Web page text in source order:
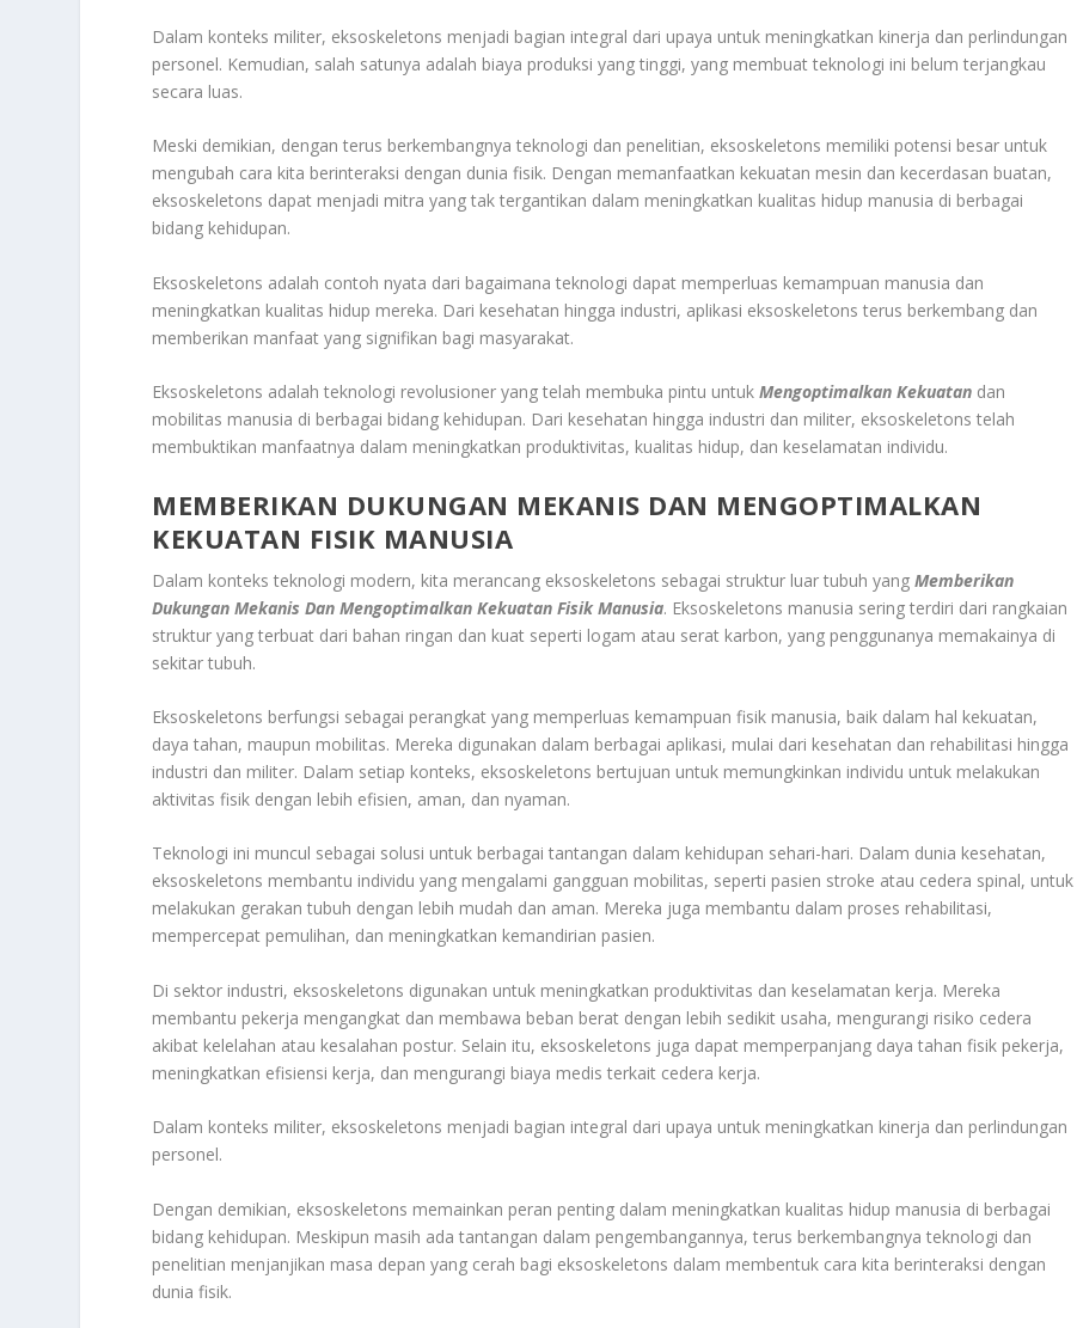
Dalam konteks militer, eksoskeletons menjadi bagian integral dari upaya untuk meningkatkan kinerja dan perlindungan
personel. Kemudian, salah satunya adalah biaya produksi yang tinggi, yang membuat teknologi ini belum terjangkau
secara luas.
Meski demikian, dengan terus berkembangnya teknologi dan penelitian, eksoskeletons memiliki potensi besar untuk
mengubah cara kita berinteraksi dengan dunia fisik. Dengan memanfaatkan kekuatan mesin dan kecerdasan buatan,
eksoskeletons dapat menjadi mitra yang tak tergantikan dalam meningkatkan kualitas hidup manusia di berbagai
bidang kehidupan.
Eksoskeletons adalah contoh nyata dari bagaimana teknologi dapat memperluas kemampuan manusia dan
meningkatkan kualitas hidup mereka. Dari kesehatan hingga industri, aplikasi eksoskeletons terus berkembang dan
memberikan manfaat yang signifikan bagi masyarakat.
Eksoskeletons adalah teknologi revolusioner yang telah membuka pintu untukMengoptimalkan Kekuatan dan
mobilitas manusia di berbagai bidang kehidupan. Dari kesehatan hingga industri dan militer, eksoskeletons telah
membuktikan manfaatnya dalam meningkatkan produktivitas, kualitas hidup, dan keselamatan individu.
MEMBERIKAN DUKUNGAN MEKANIS DAN MENGOPTIMALKAN
KEKUATAN FISIK MANUSIA
Dalam konteks teknologi modern, kita merancang eksoskeletons sebagai struktur luar tubuh yangMemberikan
Dukungan Mekanis Dan Mengoptimalkan Kekuatan Fisik Manusia. Eksoskeletons manusia sering terdiri dari rangkaian
struktur yang terbuat dari bahan ringan dan kuat seperti logam atau serat karbon, yang penggunanya memakainya di
sekitar tubuh.
Eksoskeletons berfungsi sebagai perangkat yang memperluas kemampuan fisik manusia, baik dalam hal kekuatan,
daya tahan, maupun mobilitas. Mereka digunakan dalam berbagai aplikasi, mulai dari kesehatan dan rehabilitasi hingga
industri dan militer. Dalam setiap konteks, eksoskeletons bertujuan untuk memungkinkan individu untuk melakukan
aktivitas fisik dengan lebih efisien, aman, dan nyaman.
Teknologi ini muncul sebagai solusi untuk berbagai tantangan dalam kehidupan sehari-hari. Dalam dunia kesehatan,
eksoskeletons membantu individu yang mengalami gangguan mobilitas, seperti pasien stroke atau cedera spinal, untuk
melakukan gerakan tubuh dengan lebih mudah dan aman. Mereka juga membantu dalam proses rehabilitasi,
mempercepat pemulihan, dan meningkatkan kemandirian pasien.
Di sektor industri, eksoskeletons digunakan untuk meningkatkan produktivitas dan keselamatan kerja. Mereka
membantu pekerja mengangkat dan membawa beban berat dengan lebih sedikit usaha, mengurangi risiko cedera
akibat kelelahan atau kesalahan postur. Selain itu, eksoskeletons juga dapat memperpanjang daya tahan fisik pekerja,
meningkatkan efisiensi kerja, dan mengurangi biaya medis terkait cedera kerja.
Dalam konteks militer, eksoskeletons menjadi bagian integral dari upaya untuk meningkatkan kinerja dan perlindungan
personel.
Dengan demikian, eksoskeletons memainkan peran penting dalam meningkatkan kualitas hidup manusia di berbagai
bidang kehidupan. Meskipun masih ada tantangan dalam pengembangannya, terus berkembangnya teknologi dan
penelitian menjanjikan masa depan yang cerah bagi eksoskeletons dalam membentuk cara kita berinteraksi dengan
dunia fisik.